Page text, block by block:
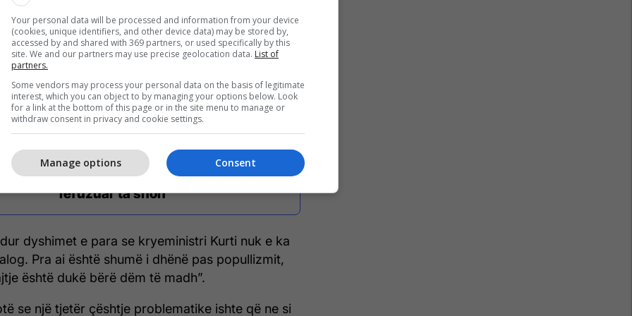
e normalizimit mes dy gjermanive. Pjesa e
Kosovë-Serbi është copy-paste nga
gjermanive pos në një rast. Gjermanitë e kanë
shkuarën, Kosova e ka tejkalimin e së shkuarës”.
Abdixhiku: Dialogu tash është për
të parandaluar luftën, draft
statutin e Asociacionit kam
refuzuar ta shoh
dyshimet e para se kryeministri Kurti nuk e ka
Pra ai është shumë i dhënë pas popullizmit,
është dukë bërë dëm të madh”.
se një tjetër çështje problematike ishte që ne si
Your personal data will be processed and information from your device
(cookies, unique identifiers, and other device data) may be stored by,
accessed by and shared with 369 partners, or used specifically by this
site. We and our partners may use precise geolocation data. List of
partners.
Some vendors may process your personal data on the basis of legitimate
interest, which you can object to by managing your options below. Look
for a link at the bottom of this page or in the site menu to manage or
withdraw consent in privacy and cookie settings.
Consent
Manage options